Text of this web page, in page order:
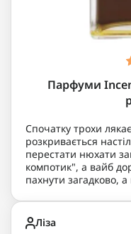
Парфуми
Спочатку трохи
розкривається
перестати нюхати
компотик", а вайб
пахнути загадково,
Ліза